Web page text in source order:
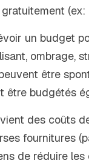
un budget
ombrage,
être
être budgétés
des coûts
fournitures
de réduire